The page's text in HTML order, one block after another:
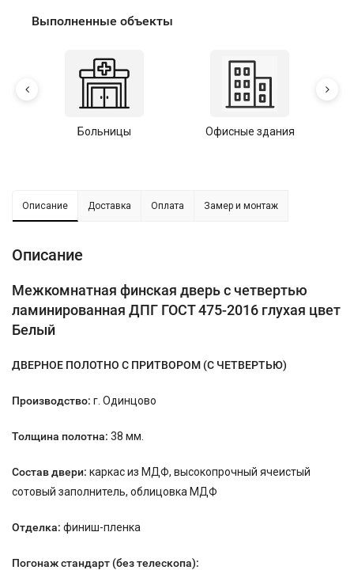
Выполненные объекты
Больницы Офисные здания
Описание Доставка Оплата Замер и монтаж
Описание
Межкомнатная финская дверь с четвертью
ламинированная ДПГ ГОСТ 475-2016 глухая цвет
Белый
ДВЕРНОЕ ПОЛОТНО С ПРИТВОРОМ (С ЧЕТВЕРТЬЮ)
Производство: г. Одинцово
Толщина полотна: 38 мм.
Состав двери: каркас из МДФ, высокопрочный ячеистый
сотовый заполнитель, облицовка МДФ
Отделка: финиш-пленка
Погонаж стандарт (без телескопа):